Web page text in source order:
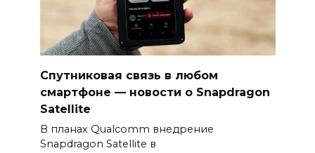
Спутниковая связь в любом
смартфоне — новости о Snapdragon
Satellite
В планах Qualcomm внедрение
Snapdragon Satellite в